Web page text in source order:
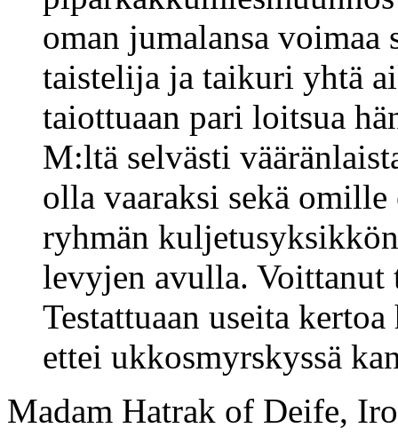
oman jumalansa voimaa
taistelija ja taikuri yhtä
taiottuaan pari loitsua
M:ltä selvästi
olla vaaraksi sekä
ryhmän
levyjen avulla. Voittanut
Testattuaan useita
ettei ukkosmyrskyssä
Madam Hatrak of Deife,